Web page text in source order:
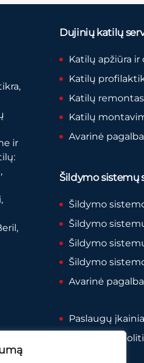
ir
Dujinių katilų
Katilų apžiūra
Katilų
Katilų remontas
Katilų
Avarinė pagalba
Šildymo sistemų
Šildymo
Šildymo
Šildymo
Šildymo
Avarinė pagalba
Paslaugų
Privatumo